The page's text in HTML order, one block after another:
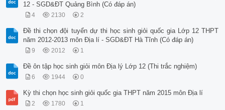
12 - SGD&ĐT Quảng Bình (Có đáp án)
4 2130 2
Đề thi chọn đội tuyển dự thi học sinh giỏi quốc gia Lớp 12 THPT
năm 2012-2013 môn Địa lí - SGD&ĐT Hà Tĩnh (Có đáp án)
9 2012 1
Đề ôn tập học sinh giỏi môn Địa lý Lớp 12 (Thi trắc nghiệm)
6 1944 0
Kỳ thi chọn học sinh giỏi quốc gia THPT năm 2015 môn Địa lí
2 1780 1